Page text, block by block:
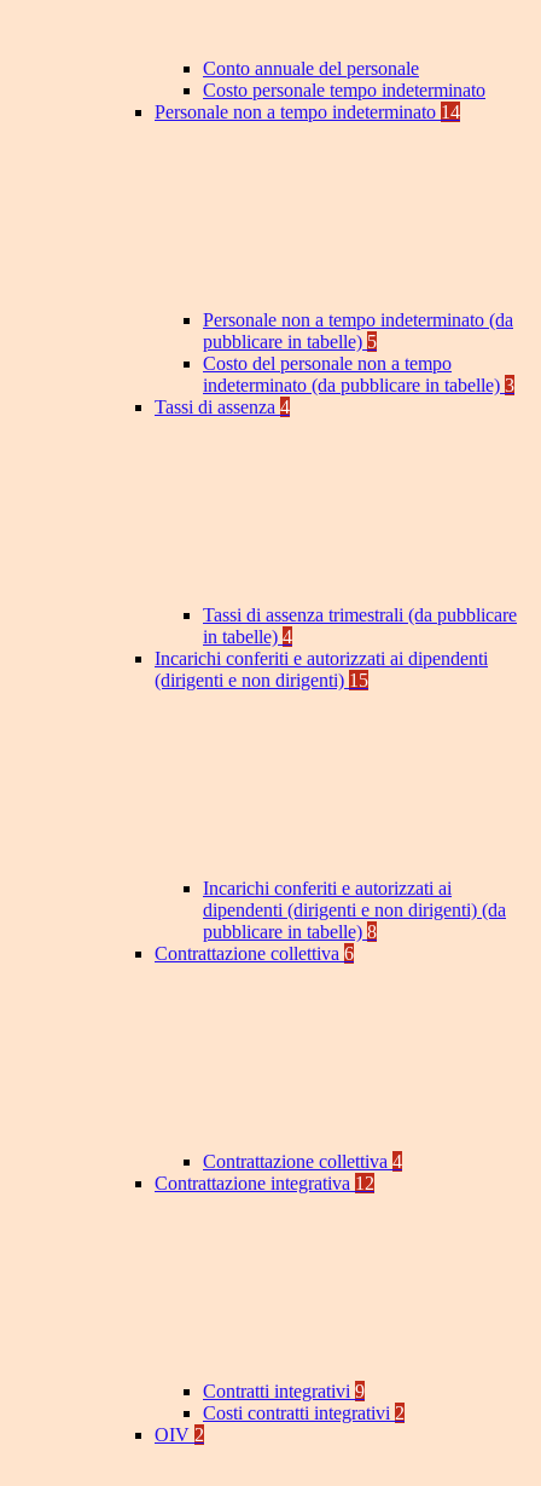
Conto annuale del personale
Costo personale tempo indeterminato
Personale non a tempo indeterminato 14
Personale non a tempo indeterminato (da
pubblicare in tabelle) 5
Costo del personale non a tempo
indeterminato (da pubblicare in tabelle) 3
Tassi di assenza 4
Tassi di assenza trimestrali (da pubblicare
in tabelle) 4
Incarichi conferiti e autorizzati ai dipendenti
(dirigenti e non dirigenti) 15
Incarichi conferiti e autorizzati ai
dipendenti (dirigenti e non dirigenti) (da
pubblicare in tabelle) 8
Contrattazione collettiva 6
Contrattazione collettiva 4
Contrattazione integrativa 12
Contratti integrativi 9
Costi contratti integrativi 2
OIV 2